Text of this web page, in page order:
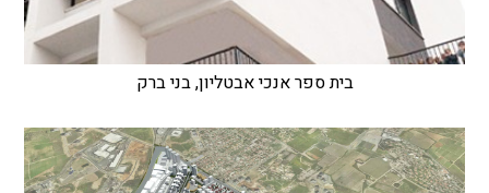
בית ספר אנכי אבטליון, בני ברק